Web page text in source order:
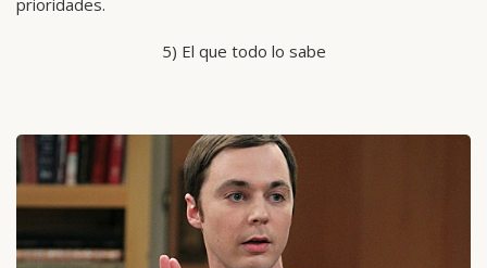
prioridades.
5) El que todo lo sabe